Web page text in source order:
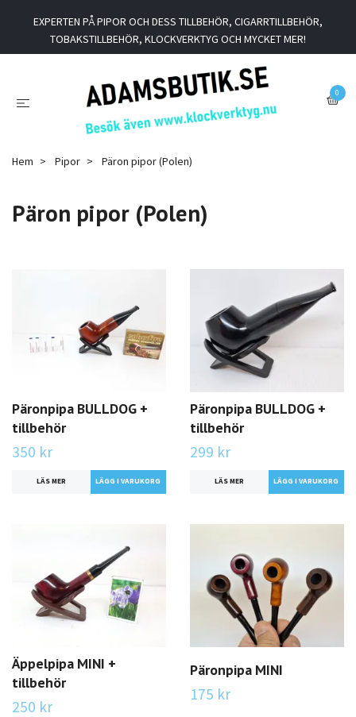
EXPERTEN PÅ PIPOR OCH DESS TILLBEHÖR, CIGARRTILLBEHÖR,
TOBAKSTILLBEHÖR, KLOCKVERKTYG OCH MYCKET MER!
0
Hem Pipor Päron pipor (Polen)
Päron pipor (Polen)
Päronpipa BULLDOG +
tillbehör
350 kr
LÄS MER
Päronpipa BULLDOG +
tillbehör
299 kr
LÄS MER
Äppelpipa MINI +
tillbehör
250 kr
Päronpipa MINI
175 kr